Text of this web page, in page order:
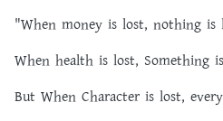
"When money is lost, nothing is
When health is lost, Something
But When Character is lost,